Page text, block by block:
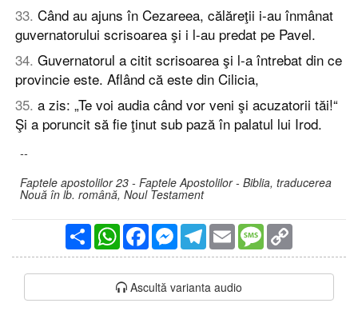
33. Când au ajuns în Cezareea, călăreţii i-au înmânat
guvernatorului scrisoarea şi i l-au predat pe Pavel.
34. Guvernatorul a citit scrisoarea şi l-a întrebat din ce
provincie este. Aflând că este din Cilicia,
35. a zis: „Te voi audia când vor veni şi acuzatorii tăi!“
Şi a poruncit să fie ţinut sub pază în palatul lui Irod.
--
Faptele apostolilor 23 - Faptele Apostolilor - Biblia, traducerea
Nouă în lb. română, Noul Testament
PartajareWhatsAppFacebookMessengerTelegram
Email Message
Ascultă varianta audio